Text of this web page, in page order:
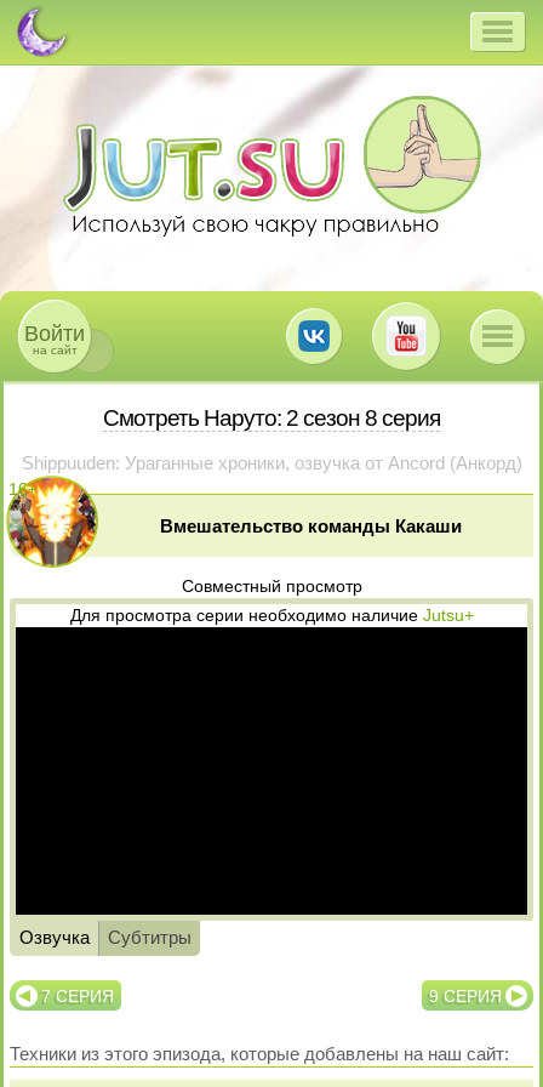
Войти
на сайт
Смотреть Наруто: 2 сезон 8 серия
Shippuuden: Ураганные хроники, озвучка от Ancord (Анкорд)
16+
Вмешательство команды Какаши
Совместный просмотр
Для просмотра серии необходимо наличие Jutsu+
Озвучка Субтитры
7 СЕРИЯ 9 СЕРИЯ
Техники из этого эпизода, которые добавлены на наш сайт: